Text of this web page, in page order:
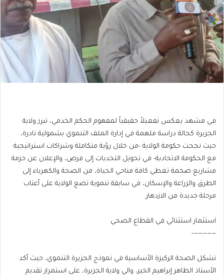
في مشهد يعكس تفعيلاً حقيقياً لمفهوم الحكم الخدمي، تبرز ولاية
الجزيرة كحالة دراسة ملهمة في إدارة الملف التنموي بشمولية نادرة،
حيث نجحت حكومة الولاية -من خلال رؤية متكاملة وشراكات استراتيجية
مع الحكومة الاتحادية- في تحويل التحديات إلى فرص، والإعلان عن حزمة
مشاريع ضخمة تغطي كافة مناحي الحياة، من الصحة والكهرباء إلى
الطرق والزراعة والإسكان، في سابقة تنموية تضع الولاية على أعتاب
مرحلة جديدة من الازدهار.
استثمار استثنائي في القطاع الصحي
—————-
تشكل الصحة الركيزة الأساسية في نموذج الجزيرة التنموي، حيث أكد
الأستاذ الطاهر إبراهيم الخير، والي ولاية الجزيرة، على استمرار تقديم